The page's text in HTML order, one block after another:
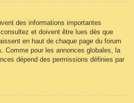
des informations importantes
et doivent être lues dès que
en haut de chaque page du forum
Comme pour les annonces globales, la
dépend des permissions définies par